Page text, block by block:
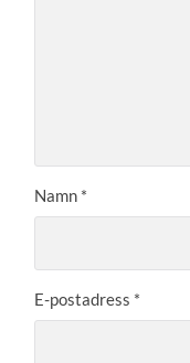
Namn *
E-postadress *